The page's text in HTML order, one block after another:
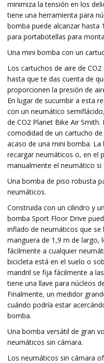
minimiza la tensión en los
tiene una herramienta para
bomba puede alcanzar hasta
para portabotellas para
Una mini bomba con un
Los cartuchos de aire de
hasta que te das cuenta de
proporcionen la presión de
En lugar de sucumbir a esta
con un neumático
de CO2 Planet Bike Air
comodidad de un cartucho
acaso de una mini bomba.
recargar neumáticos o, en el
manualmente el neumático si
Una bomba de piso robusta
neumáticos.
Construida con un cilindro y
bomba Sport Floor Drive
inflado de neumáticos que
manguera de 1,9 m de largo,
fácilmente a cualquier
bicicleta está en el suelo o
mandril se fija fácilmente a
tiene una llave para núcleos
Finalmente, un medidor
cuándo podría estar
bomba.
Una bomba versátil de gran
neumáticos sin cámara.
Los neumáticos sin cámara